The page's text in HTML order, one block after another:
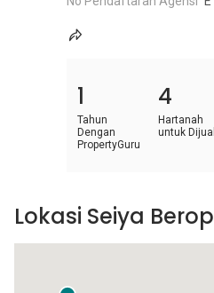
1
Tahun
Dengan
PropertyGuru
4
Hartanah
untuk Dijual
Lokasi Seiya